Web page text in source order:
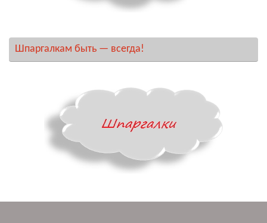
Шпаргалкам быть — всегда!